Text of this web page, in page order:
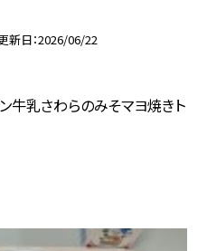
新日 2026/06/22
牛乳さわらのみそマヨ焼きト